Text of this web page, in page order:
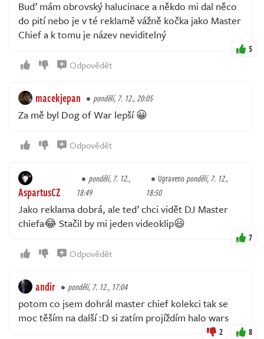
Buď mám obrovský halucinace a někdo mi dal něco
do pití nebo je v té reklamě vážně kočka jako Master
Chief a k tomu je název neviditelný
5
Odpovědět
macekjepan pondělí, 7. 12., 20:05
Za mě byl Dog of War lepší 😀
Odpovědět
AspartusCZ
pondělí, 7. 12.,
18:49
Upravenopondělí, 7. 12.,
18:50
Jako reklama dobrá, ale teď chci vidět DJ Master
chiefa😂 Stačil by mi jeden videoklip😃
7
Odpovědět
andir pondělí, 7. 12., 17:04
potom co jsem dohrál master chief kolekci tak se
moc těším na další :D si zatím projíždím halo wars
2 8